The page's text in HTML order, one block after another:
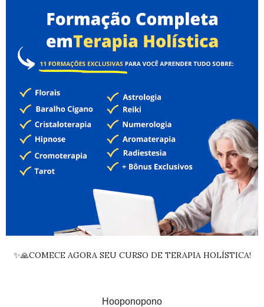
✨🙏COMECE AGORA SEU CURSO DE TERAPIA HOLÍSTICA!
Hooponopono